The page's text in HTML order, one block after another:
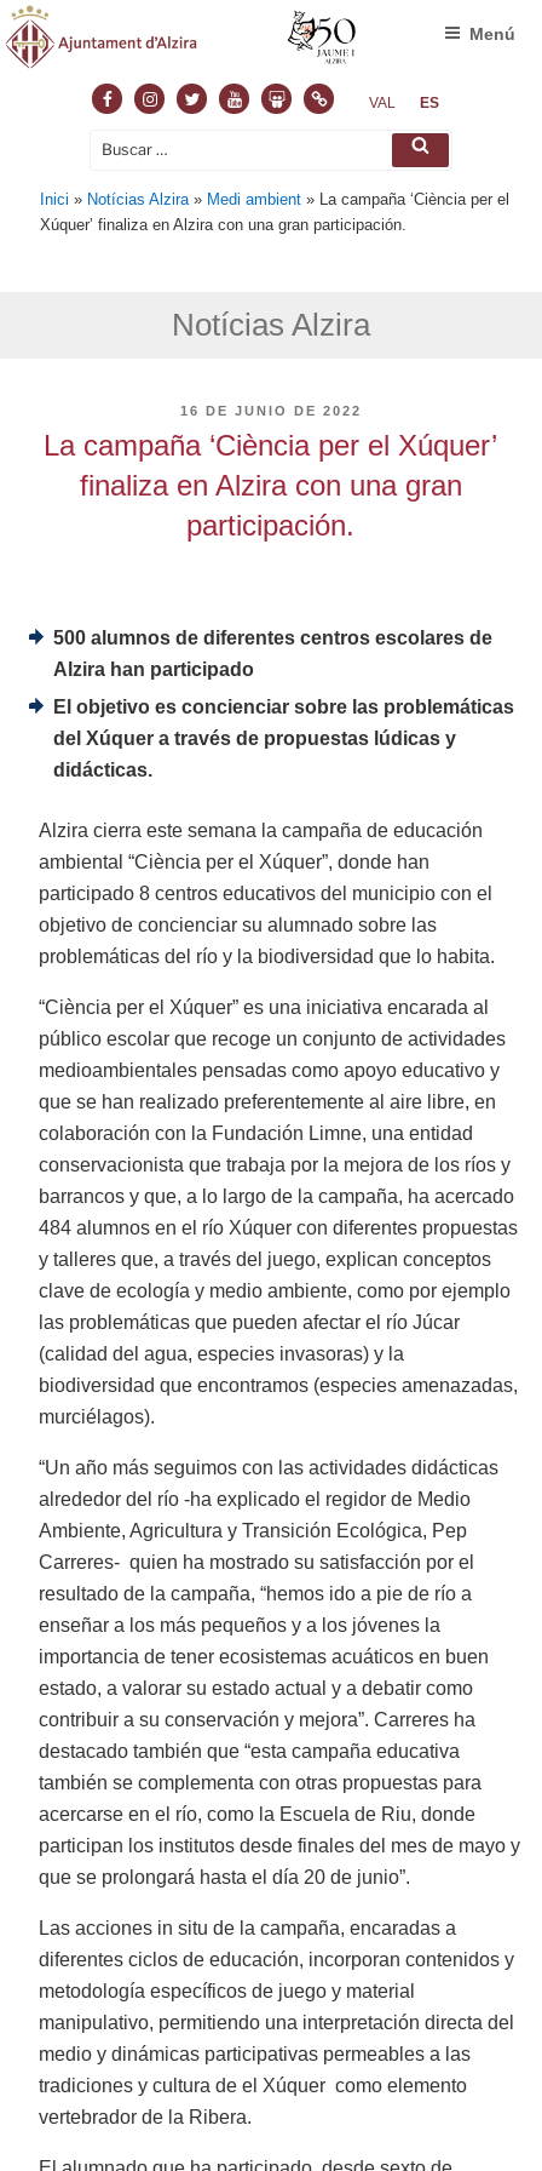
FacebookInstagram
TwitterYoutubeSlideshare
NormasVAL ES
Buscar
Buscar
Menú
Inici » Notícias Alzira » Medi ambient » La campaña ‘Ciència per el
Xúquer’ finaliza en Alzira con una gran participación.
Notícias Alzira
PUBLICADO
16 DE JUNIO DE 2022
La campaña ‘Ciència per el Xúquer’
finaliza en Alzira con una gran
participación.
500 alumnos de diferentes centros escolares de
Alzira han participado
El objetivo es concienciar sobre las problemáticas
del Xúquer a través de propuestas lúdicas y
didácticas.
Alzira cierra este semana la campaña de educación
ambiental “Ciència per el Xúquer”, donde han
participado 8 centros educativos del municipio con el
objetivo de concienciar su alumnado sobre las
problemáticas del río y la biodiversidad que lo habita.
“Ciència per el Xúquer” es una iniciativa encarada al
público escolar que recoge un conjunto de actividades
medioambientales pensadas como apoyo educativo y
que se han realizado preferentemente al aire libre, en
colaboración con la Fundación Limne, una entidad
conservacionista que trabaja por la mejora de los ríos y
barrancos y que, a lo largo de la campaña, ha acercado
484 alumnos en el río Xúquer con diferentes propuestas
y talleres que, a través del juego, explican conceptos
clave de ecología y medio ambiente, como por ejemplo
las problemáticas que pueden afectar el río Júcar
(calidad del agua, especies invasoras) y la
biodiversidad que encontramos (especies amenazadas,
murciélagos).
“Un año más seguimos con las actividades didácticas
alrededor del río -ha explicado el regidor de Medio
Ambiente, Agricultura y Transición Ecológica, Pep
Carreres- quien ha mostrado su satisfacción por el
resultado de la campaña, “hemos ido a pie de río a
enseñar a los más pequeños y a los jóvenes la
importancia de tener ecosistemas acuáticos en buen
estado, a valorar su estado actual y a debatir como
contribuir a su conservación y mejora”. Carreres ha
destacado también que “esta campaña educativa
también se complementa con otras propuestas para
acercarse en el río, como la Escuela de Riu, donde
participan los institutos desde finales del mes de mayo y
que se prolongará hasta el día 20 de junio”.
Las acciones in situ de la campaña, encaradas a
diferentes ciclos de educación, incorporan contenidos y
metodología específicos de juego y material
manipulativo, permitiendo una interpretación directa del
medio y dinámicas participativas permeables a las
tradiciones y cultura de el Xúquer como elemento
vertebrador de la Ribera.